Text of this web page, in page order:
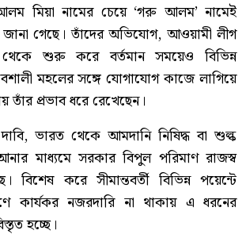
মিয়া নামের চেয়ে ‘গরু আলম’ নামেই
গেছে। তাঁদের অভিযোগ, আওয়ামী লীগ
শুরু করে বর্তমান সময়েও বিভিন্ন
মহলের সঙ্গে যোগাযোগ কাজে লাগিয়ে
তাঁর প্রভাব ধরে রেখেছেন।
ভারত থেকে আমদানি নিষিদ্ধ বা শুল্ক
মাধ্যমে সরকার বিপুল পরিমাণ রাজস্ব
বিশেষ করে সীমান্তবর্তী বিভিন্ন পয়েন্টে
কার্যকর নজরদারি না থাকায় এ ধরনের
হচ্ছে।